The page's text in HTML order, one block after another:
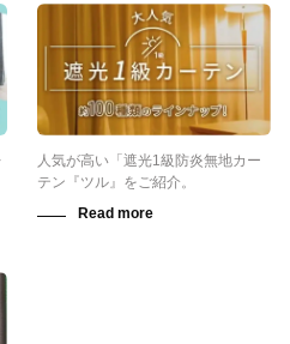
人気が高い「遮光1級防炎無地カー
テン『ツル』をご紹介。